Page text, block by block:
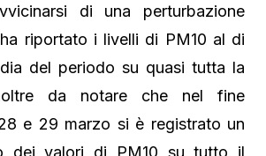
di una perturbazione
ha riportato i livelli di PM10 al di
del periodo su quasi tutta la
da notare che nel fine
e 29 marzo si è registrato un
dei valori di PM10 su tutto il